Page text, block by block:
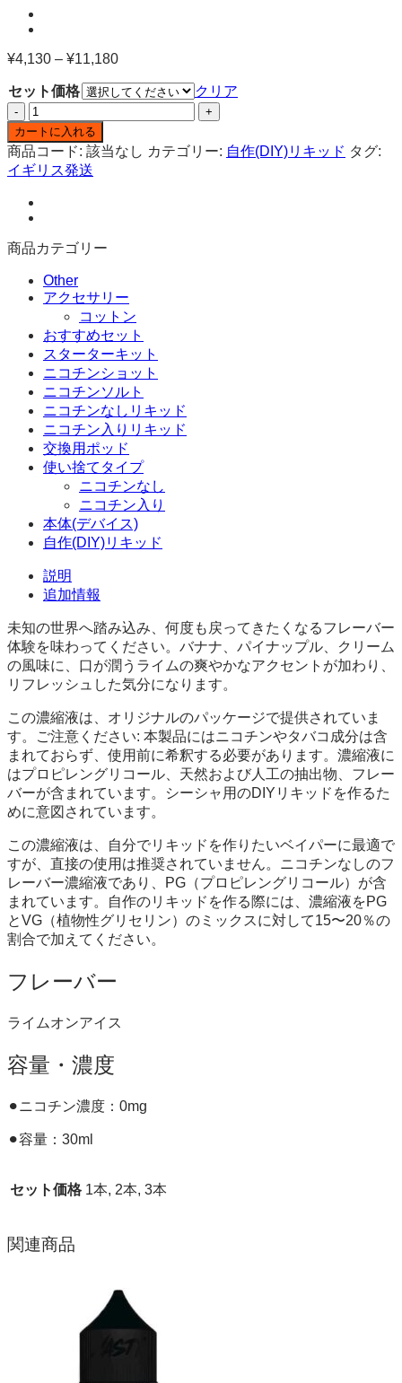
¥4,130 – ¥11,180価
帯:
¥11,180
セット価格
クリア
ジ
ャ
ス
ト
ュ
ー
ス
作
リ
ッ
ド)
ラ
イ
ム
オ
ン
ア
個
カートに入れる
商品コード: 該当なし カテゴリー: 自作(DIY)リキッド タグ:
イギリス発送
商品カテゴリー
Other
アクセサリー
コットン
おすすめセット
スターターキット
ニコチンショット
ニコチンソルト
ニコチンなしリキッド
ニコチン入りリキッド
交換用ポッド
使い捨てタイプ
ニコチンなし
ニコチン入り
本体(デバイス)
自作(DIY)リキッド
説明
追加情報
未知の世界へ踏み込み、何度も戻ってきたくなるフレーバー
体験を味わってください。バナナ、パイナップル、クリーム
の風味に、口が潤うライムの爽やかなアクセントが加わり、
リフレッシュした気分になります。
この濃縮液は、オリジナルのパッケージで提供されていま
す。ご注意ください: 本製品にはニコチンやタバコ成分は含
まれておらず、使用前に希釈する必要があります。濃縮液に
はプロピレングリコール、天然および人工の抽出物、フレー
バーが含まれています。シーシャ用のDIYリキッドを作るた
めに意図されています。
この濃縮液は、自分でリキッドを作りたいベイパーに最適で
すが、直接の使用は推奨されていません。ニコチンなしのフ
レーバー濃縮液であり、PG（プロピレングリコール）が含
まれています。自作のリキッドを作る際には、濃縮液をPG
とVG（植物性グリセリン）のミックスに対して15〜20％の
割合で加えてください。
フレーバー
ライムオンアイス
容量・濃度
⚫︎ニコチン濃度：0mg
⚫︎容量：30ml
セット価格 1本, 2本, 3本
関連商品